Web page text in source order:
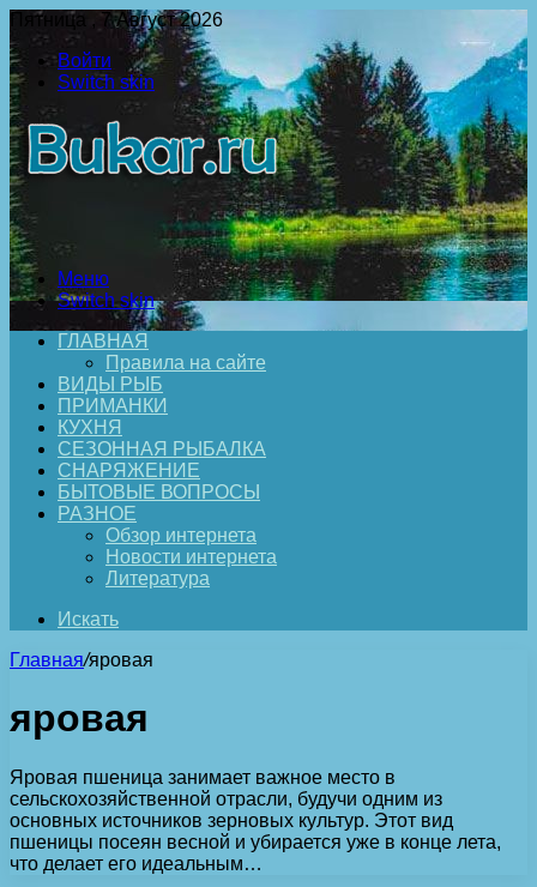
Пятница , 7 Август 2026
Войти
Switch skin
Меню
Switch skin
ГЛАВНАЯ
Правила на сайте
ВИДЫ РЫБ
ПРИМАНКИ
КУХНЯ
СЕЗОННАЯ РЫБАЛКА
СНАРЯЖЕНИЕ
БЫТОВЫЕ ВОПРОСЫ
РАЗНОЕ
Обзор интернета
Новости интернета
Литература
Искать
Главная/яровая
яровая
Яровая пшеница занимает важное место в
сельскохозяйственной отрасли, будучи одним из
основных источников зерновых культур. Этот вид
пшеницы посеян весной и убирается уже в конце лета,
что делает его идеальным…